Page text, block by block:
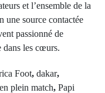
et l’ensemble de la
une source contactée
passionné de
dans les cœurs.
Foot,dakar,
plein match,Papi